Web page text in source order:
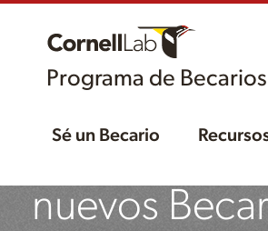
Programa de
Sé un Becario
convocatoria
nuevos